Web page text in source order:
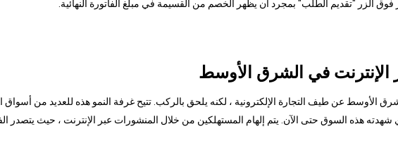
الإنترنت في الشرق الأوسط
الأوسط عن طيف التجارة الإلكترونية ، لكنه يلحق بالركب. تتيح غرفة النمو هذه للعديد من أسواق